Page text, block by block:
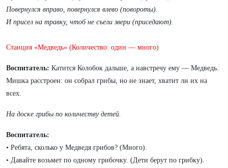
Повернулся вправо, повернулся влево (повороты).
И присел на травку, чтоб не съели звери (приседают).
Станция «Медведь» (Количество: один — много)
Воспитатель: Катится Колобок дальше, а навстречу ему — Медведь.
Мишка расстроен: он собрал грибы, но не знает, хватит ли их на
всех.
На доске грибы по количеству детей.
Воспитатель:
• Ребята, сколько у Медведя грибов? (Много).
• Давайте возьмет по одному грибочку. (Дети берут по грибку).